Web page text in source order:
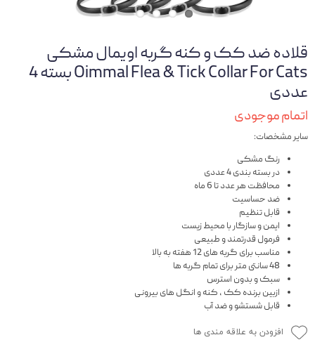
قلاده ضد کک و کنه گربه اویمال مشکی
Oimmal Flea & Tick Collar For Cats بسته 4
عددی
اتمام موجودی
سایر مشخصات:
رنگ مشکی
در بسته بندی 4 عددی
محافظت هر عدد تا 6 ماه
ضد حساسیت
قابل تنظیم
ایمن و سازگار با محیط زیست
فرمول قدرتمند و طبیعی
مناسب برای گربه های 12 هفته به بالا
48 سانتی متر برای تمام گربه ها
سبک و بدون استرس
ازبین برنده کک ، کنه و انگل های بیرونی
قابل شستشو و ضد آب
افزودن به علاقه مندی ها